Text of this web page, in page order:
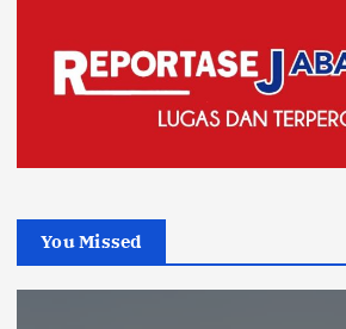
You Missed